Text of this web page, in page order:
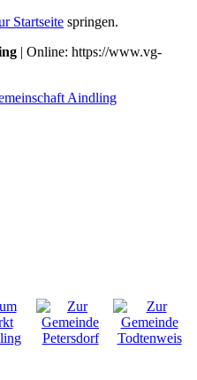
Startseite springen.
| Online: https://www.vg-